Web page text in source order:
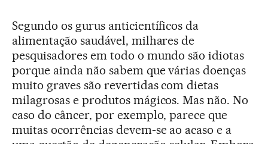
Segundo os gurus anticientíficos da
alimentação saudável, milhares de
pesquisadores em todo o mundo são idiotas
porque ainda não sabem que várias doenças
muito graves são revertidas com dietas
milagrosas e produtos mágicos. Mas não. No
caso do câncer, por exemplo, parece que
muitas ocorrências devem-se ao acaso e a